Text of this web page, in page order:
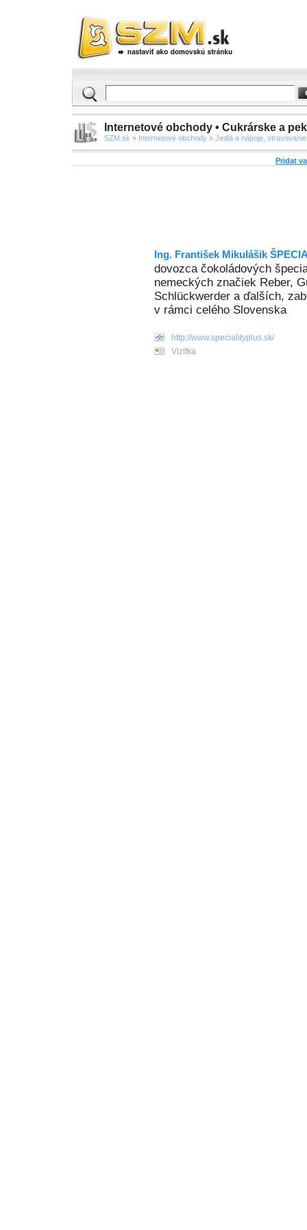
Internetové obchody • Cukrárske a
SZM.sk » Internetové obchody » Jedlá a nápoje, stravovanie
Pridat
Ing. František Mikulášik
dovozca čokoládových
nemeckých značiek Reber,
Schlückwerder a ďalších,
v rámci celého Slovenska
http://www.specialityplus.sk/
Vizitka